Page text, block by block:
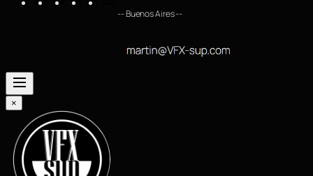
-- Buenos Aires --
×